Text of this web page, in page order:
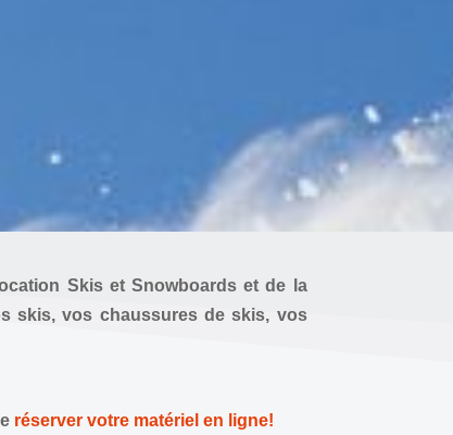
Skis et Snowboards et de la
skis, vos chaussures de skis, vos
réserver votre matériel en ligne!